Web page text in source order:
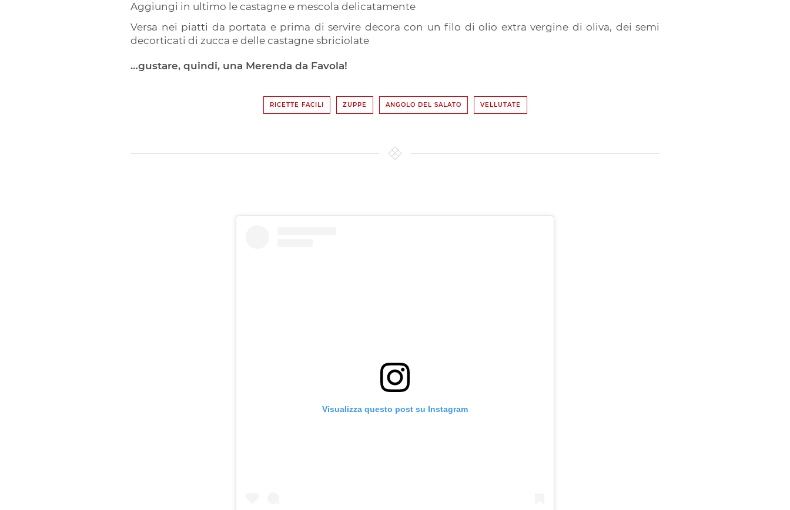
Aggiungi in ultimo le castagne e mescola delicatamente
Versa nei piatti da portata e prima di servire decora con un filo di olio extra vergine di oliva, dei semi
decorticati di zucca e delle castagne sbriciolate
…gustare, quindi, una Merenda da Favola!
RICETTE FACILI ZUPPE ANGOLO DEL SALATO VELLUTATE
Visualizza questo post su Instagram